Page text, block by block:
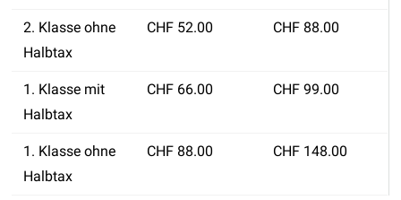
2. Klasse ohne
Halbtax
CHF 52.00 CHF 88.00
1. Klasse mit
Halbtax
CHF 66.00 CHF 99.00
1. Klasse ohne
Halbtax
CHF 88.00 CHF 148.00